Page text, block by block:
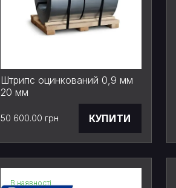
Штрипс оцинкований 0,9 мм
20 мм
50 600.00 грн КУПИТИ
В наявності